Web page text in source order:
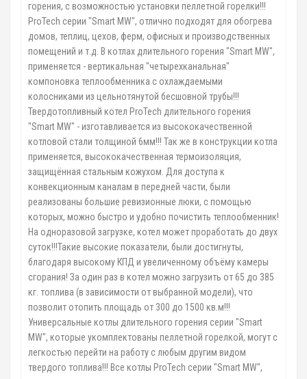
горения, с возможностью установки пеллетной горелки!!!
ProTech серии "Smart MW", отлично подходят для обогрева
домов, теплиц, цехов, ферм, офисных и производственных
помещений и т.д. В котлах длительного горения "Smart MW",
применяется - вертикальная "четырехканальная"
компоновка теплообменника с охлаждаемыми
колосниками из цельнотянутой бесшовной трубы!!!
Твердотопливный котел ProTech длительного горения
"Smart MW" - изготавливается из высококачественной
котловой стали толщиной 6мм!!! Так же в конструкции котла
применяется, высококачественная термоизоляция,
защищённая стальным кожухом. Для доступа к
конвекционным каналам в передней части, были
реализованы большие ревизионные люки, с помощью
которых, можно быстро и удобно почистить теплообменник!
На одноразовой загрузке, котел может проработать до двух
суток!!!Такие высокие показатели, были достигнуты,
благодаря высокому КПД и увеличенному объёму камеры
сгорания! За один раз в котел можно загрузить от 65 до 385
кг. топлива (в зависимости от выбранной модели), что
позволит отопить площадь от 300 до 1500 кв.м!!!
Универсальные котлы длительного горения серии "Smart
MW", которые укомплектованы пеллетной горелкой, могут с
легкостью перейти на работу с любым другим видом
твердого топлива!!! Все котлы ProTech серии "Smart MW",